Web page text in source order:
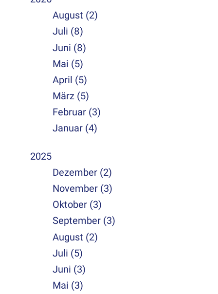
August (2)
Juli (8)
Juni (8)
Mai (5)
April (5)
März (5)
Februar (3)
Januar (4)
2025
Dezember (2)
November (3)
Oktober (3)
September (3)
August (2)
Juli (5)
Juni (3)
Mai (3)